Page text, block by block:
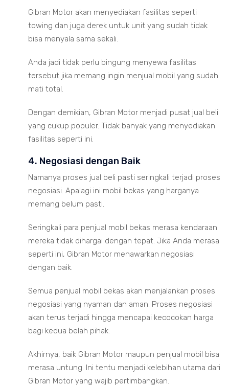
Gibran Motor akan menyediakan fasilitas seperti
towing dan juga derek untuk unit yang sudah tidak
bisa menyala sama sekali.
Anda jadi tidak perlu bingung menyewa fasilitas
tersebut jika memang ingin menjual mobil yang sudah
mati total.
Dengan demikian, Gibran Motor menjadi pusat jual beli
yang cukup populer. Tidak banyak yang menyediakan
fasilitas seperti ini.
4. Negosiasi dengan Baik
Namanya proses jual beli pasti seringkali terjadi proses
negosiasi. Apalagi ini mobil bekas yang harganya
memang belum pasti.
Seringkali para penjual mobil bekas merasa kendaraan
mereka tidak dihargai dengan tepat. Jika Anda merasa
seperti ini, Gibran Motor menawarkan negosiasi
dengan baik.
Semua penjual mobil bekas akan menjalankan proses
negosiasi yang nyaman dan aman. Proses negosiasi
akan terus terjadi hingga mencapai kecocokan harga
bagi kedua belah pihak.
Akhirnya, baik Gibran Motor maupun penjual mobil bisa
merasa untung. Ini tentu menjadi kelebihan utama dari
Gibran Motor yang wajib pertimbangkan.